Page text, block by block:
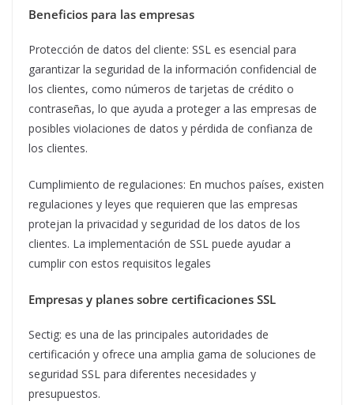
Beneficios para las empresas
Protección de datos del cliente: SSL es esencial para
garantizar la seguridad de la información confidencial de
los clientes, como números de tarjetas de crédito o
contraseñas, lo que ayuda a proteger a las empresas de
posibles violaciones de datos y pérdida de confianza de
los clientes.
Cumplimiento de regulaciones: En muchos países, existen
regulaciones y leyes que requieren que las empresas
protejan la privacidad y seguridad de los datos de los
clientes. La implementación de SSL puede ayudar a
cumplir con estos requisitos legales
Empresas y planes sobre certificaciones SSL
Sectig: es una de las principales autoridades de
certificación y ofrece una amplia gama de soluciones de
seguridad SSL para diferentes necesidades y
presupuestos.